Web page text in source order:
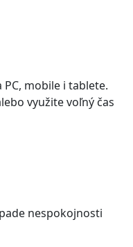
mobile i tablete.
využite voľný čas
nespokojnosti